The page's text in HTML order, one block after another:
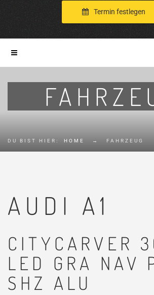
Termin festlegen
DU BIST HIER: HOME → FAHRZEUG
AUDI A1
CITYCARVER
LED GRA NAV
SHZ ALU